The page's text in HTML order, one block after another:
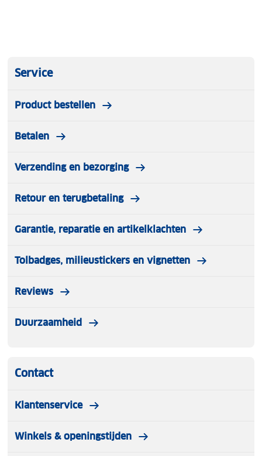
Service
Product bestellen
Betalen
Verzending en bezorging
Retour en terugbetaling
Garantie, reparatie en artikelklachten
Tolbadges, milieustickers en vignetten
Reviews
Duurzaamheid
Contact
Klantenservice
Winkels & openingstijden